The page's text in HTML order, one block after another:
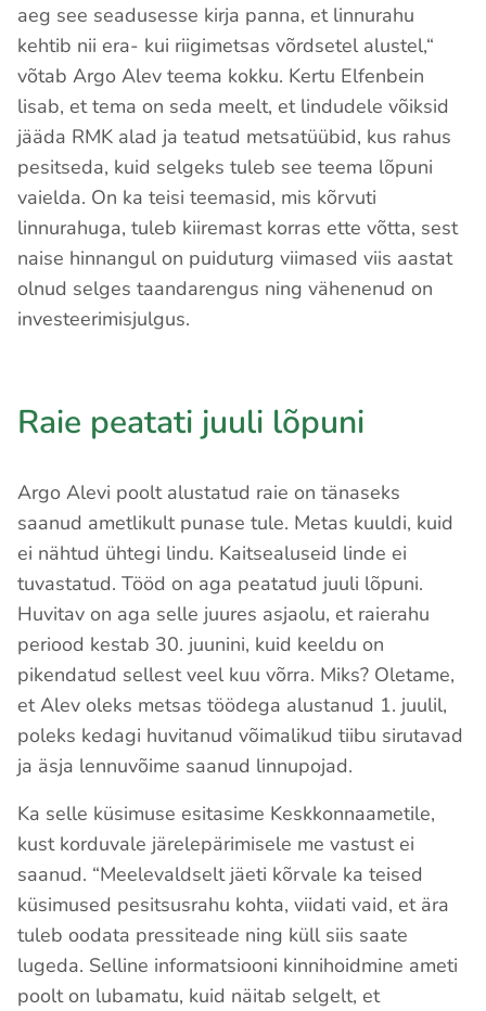
aeg see seadusesse kirja panna, et linnurahu
kehtib nii era- kui riigimetsas võrdsetel alustel,“
võtab Argo Alev teema kokku. Kertu Elfenbein
lisab, et tema on seda meelt, et lindudele võiksid
jääda RMK alad ja teatud metsatüübid, kus rahus
pesitseda, kuid selgeks tuleb see teema lõpuni
vaielda. On ka teisi teemasid, mis kõrvuti
linnurahuga, tuleb kiiremast korras ette võtta, sest
naise hinnangul on puiduturg viimased viis aastat
olnud selges taandarengus ning vähenenud on
investeerimisjulgus.
Raie peatati juuli lõpuni
Argo Alevi poolt alustatud raie on tänaseks
saanud ametlikult punase tule. Metas kuuldi, kuid
ei nähtud ühtegi lindu. Kaitsealuseid linde ei
tuvastatud. Tööd on aga peatatud juuli lõpuni.
Huvitav on aga selle juures asjaolu, et raierahu
periood kestab 30. juunini, kuid keeldu on
pikendatud sellest veel kuu võrra. Miks? Oletame,
et Alev oleks metsas töödega alustanud 1. juulil,
poleks kedagi huvitanud võimalikud tiibu sirutavad
ja äsja lennuvõime saanud linnupojad.
Ka selle küsimuse esitasime Keskkonnaametile,
kust korduvale järelepärimisele me vastust ei
saanud. “Meelevaldselt jäeti kõrvale ka teised
küsimused pesitsusrahu kohta, viidati vaid, et ära
tuleb oodata pressiteade ning küll siis saate
lugeda. Selline informatsiooni kinnihoidmine ameti
poolt on lubamatu, kuid näitab selgelt, et